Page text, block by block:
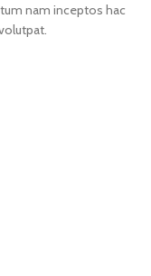
nam inceptos hac